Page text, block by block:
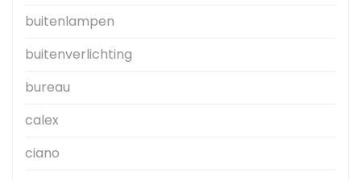
buitenlampen
buitenverlichting
bureau
calex
ciano